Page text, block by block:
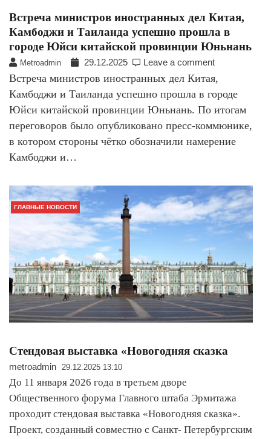
Встреча министров иностранных дел Китая,
Камбоджи и Таиланда успешно прошла в
городе Юйси китайской провинции Юньнань
Metroadmin 29.12.2025 Leave a comment
Встреча министров иностранных дел Китая,
Камбоджи и Таиланда успешно прошла в городе
Юйси китайской провинции Юньнань. По итогам
переговоров было опубликовано пресс-коммюнике,
в котором стороны чётко обозначили намерение
Камбоджи и…
ГЛАВНЫЕ НОВОСТИ
Стендовая выставка «Новогодняя сказка
metroadmin 29.12.2025 13:10
До 11 января 2026 года в третьем дворе
Общественного форума Главного штаба Эрмитажа
проходит стендовая выставка «Новогодняя сказка».
Проект, созданный совместно с Санкт- Петербургским